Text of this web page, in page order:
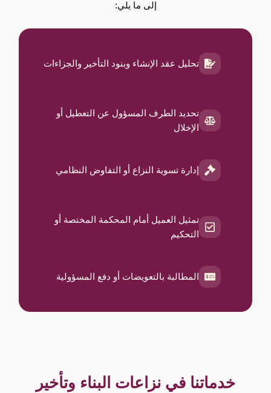
إلى ما يلي:
تحليل عقد الإنشاء وبنود التأخير والجزاءات
تحديد الطرف المسؤول عن التعطيل أو
الإخلال
إدارة تسوية النزاع أو التفاوض النظامي
تمثيل العميل أمام المحكمة المختصة أو
التحكيم
المطالبة بالتعويضات أو دفع المسؤولية
خدماتنا في نزاعات البناء وتأخير